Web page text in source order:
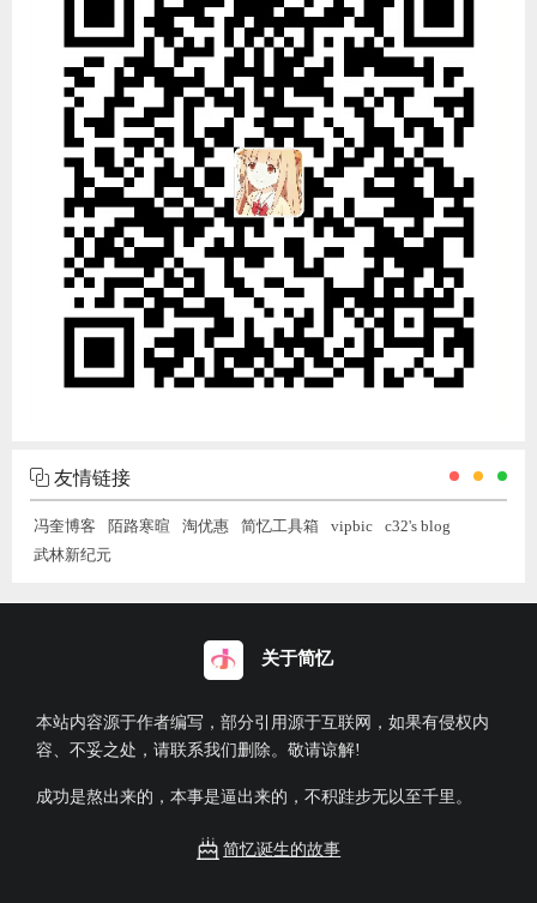
友情链接
冯奎博客 陌路寒暄 淘优惠 简忆工具箱 vipbic
c32's blog
武林新纪元
关于简忆
本站内容源于作者编写，部分引用源于互联网，如果有侵权内
容、不妥之处，请联系我们删除。敬请谅解!
成功是熬出来的，本事是逼出来的，不积跬步无以至千里。
简忆诞生的故事